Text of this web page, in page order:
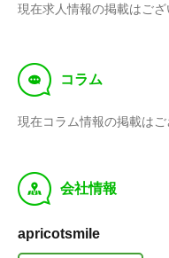
現在求人情報の掲載はござ
f コラム
現在コラム情報の掲載はご
y 会社情報
apricotsmile